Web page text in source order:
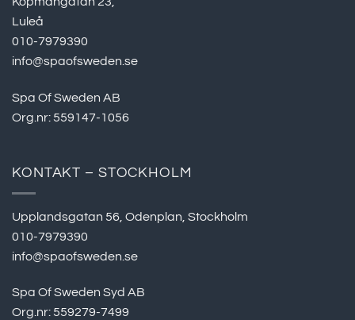
Luleå
010-7979390
info@spaofsweden.se
Spa Of Sweden AB
Org.nr: 559147-1056
KONTAKT – STOCKHOLM
Upplandsgatan 56, Odenplan, Stockholm
010-7979390
info@spaofsweden.se
Spa Of Sweden Syd AB
Org.nr: 559279-7499